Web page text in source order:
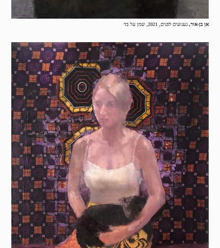
אן בן-אור, געגועים לפנים, 2021, שמן על בד